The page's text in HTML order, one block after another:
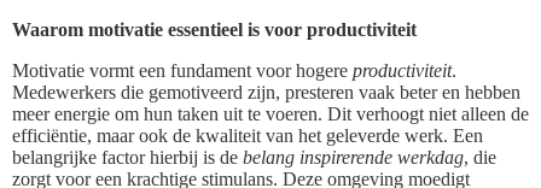
Waarom motivatie essentieel is voor productiviteit
Motivatie vormt een fundament voor hogere productiviteit.
Medewerkers die gemotiveerd zijn, presteren vaak beter en hebben
meer energie om hun taken uit te voeren. Dit verhoogt niet alleen de
efficiëntie, maar ook de kwaliteit van het geleverde werk. Een
belangrijke factor hierbij is de belang inspirerende werkdag, die
zorgt voor een krachtige stimulans. Deze omgeving moedigt